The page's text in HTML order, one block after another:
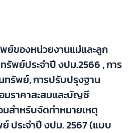
พย์ของหน่วยงานแม่และลูก
พย์ประจำปี งปม.2566 , การ
ทรัพย์, การปรับปรุงฐาน
มราคาสะสมและบัญชี
สำหรับจัดทำหมายเหตุ
ประจำปี งปม. 2567 (แบบ